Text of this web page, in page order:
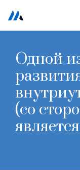
Перейти
содержимому
Одной
(со
является